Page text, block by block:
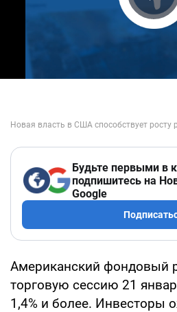
Будьте первыми в
подпишитесь на
Google
Американский фондовый
торговую сессию 21
1,4% и более. Инвесторы